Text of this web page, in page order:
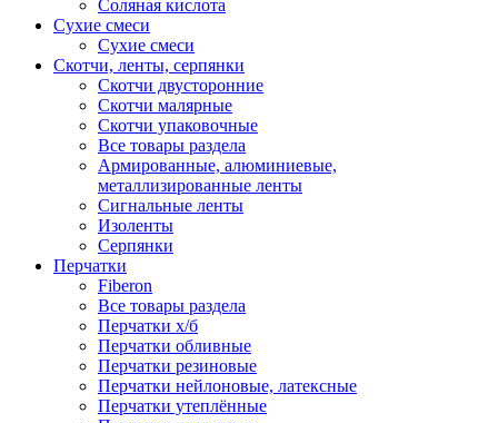
Соляная кислота
Сухие смеси
Сухие смеси
Скотчи, ленты, серпянки
Скотчи двусторонние
Скотчи малярные
Скотчи упаковочные
Все товары раздела
Армированные, алюминиевые,
металлизированные ленты
Сигнальные ленты
Изоленты
Серпянки
Перчатки
Fiberon
Все товары раздела
Перчатки х/б
Перчатки обливные
Перчатки резиновые
Перчатки нейлоновые, латексные
Перчатки утеплённые